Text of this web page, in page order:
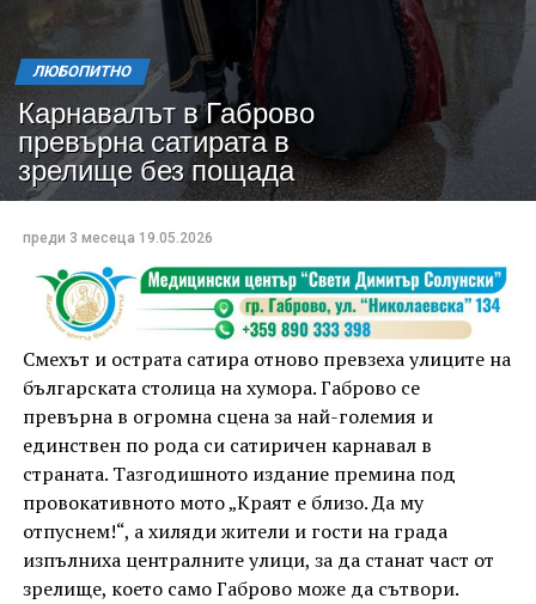
ЛЮБОПИТНО
Карнавалът в Габрово
превърна сатирата в
зрелище без пощада
преди 3 месеца 19.05.2026
Смехът и острата сатира отново превзеха улиците на
българската столица на хумора. Габрово се
превърна в огромна сцена за най-големия и
единствен по рода си сатиричен карнавал в
страната. Тазгодишното издание премина под
провокативното мото „Краят е близо. Да му
отпуснем!“, а хиляди жители и гости на града
изпълниха централните улици, за да станат част от
зрелище, което само Габрово може да сътвори.